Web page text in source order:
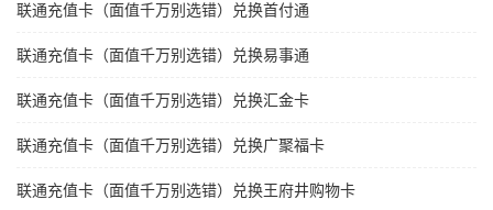
联通充值卡（面值千万别选错）兑换首付通
联通充值卡（面值千万别选错）兑换易事通
联通充值卡（面值千万别选错）兑换汇金卡
联通充值卡（面值千万别选错）兑换广聚福卡
联通充值卡（面值千万别选错）兑换王府井购物卡